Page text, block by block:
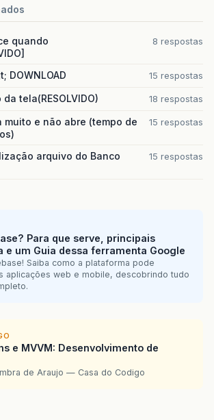
quando
8 respostas
DOWNLOAD 15 respostas
tela(RESOLVIDO) 18 respostas
muito e não abre (tempo de
15 respostas
arquivo do Banco
15 respostas
Para que serve, principais
e um Guia dessa ferramenta Google
Saiba como a plataforma pode
aplicações web e mobile, descobrindo tudo
e MVVM: Desenvolvimento de
de Araujo — Casa do Codigo